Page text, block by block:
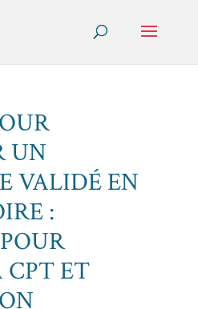
UN
VALIDÉ EN
:
CPT ET